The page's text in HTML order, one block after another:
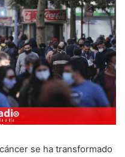
se ha transformado